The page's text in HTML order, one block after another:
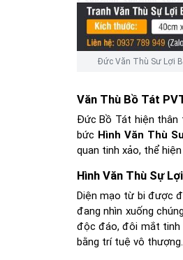
Đức Văn Thù Sư Lợi
Văn Thù Bồ Tát
Đức Bồ Tát hiện
bức Hình Văn Thù
quan tinh xảo, thể
Hình Văn Thù Sự
Diện mạo từ bi được
đang nhìn xuống
độc đáo, đôi mắt tinh
bằng trí tuệ vô thượng.